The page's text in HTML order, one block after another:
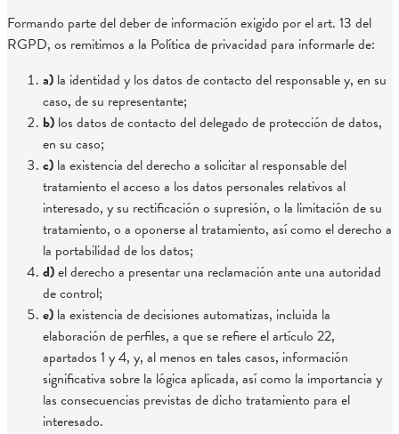
Formando parte del deber de información exigido por el art. 13 del
RGPD, os remitimos a la Política de privacidad para informarle de:
a) la identidad y los datos de contacto del responsable y, en su
caso, de su representante;
b) los datos de contacto del delegado de protección de datos,
en su caso;
c) la existencia del derecho a solicitar al responsable del
tratamiento el acceso a los datos personales relativos al
interesado, y su rectificación o supresión, o la limitación de su
tratamiento, o a oponerse al tratamiento, así como el derecho a
la portabilidad de los datos;
d)el derecho a presentar una reclamación ante una autoridad
de control;
e) la existencia de decisiones automatizas, incluida la
elaboración de perfiles, a que se refiere el artículo 22,
apartados 1 y 4, y, al menos en tales casos, información
significativa sobre la lógica aplicada, así como la importancia y
las consecuencias previstas de dicho tratamiento para el
interesado.